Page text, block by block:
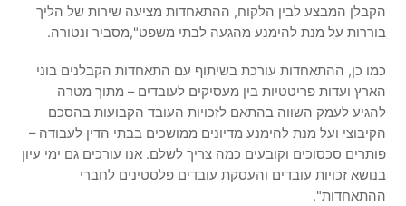
הקבלן המבצע לבין הלקוח, ההתאחדות מציעה שירות של הליך
בוררות על מנת להימנע מהגעה לבתי משפט",מסביר ונטורה.
כמו כן, ההתאחדות עורכת בשיתוף עם התאחדות הקבלנים בוני
הארץ ועדות פריטטיות בין מעסיקים לעובדים – מתוך מטרה
להגיע לעמק השווה בהתאם לזכויות העובד הקבועות בהסכם
הקיבוצי ועל מנת להימנע מדיונים ממושכים בבתי הדין לעבודה –
פותרים סכסוכים וקובעים כמה צריך לשלם. אנו עורכים גם ימי עיון
בנושא זכויות עובדים והעסקת עובדים פלסטינים לחברי
ההתאחדות".